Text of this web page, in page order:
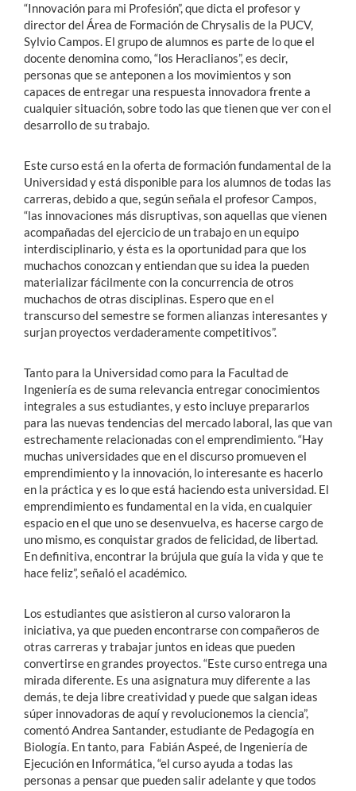
“Innovación para mi Profesión”, que dicta el profesor y
director del Área de Formación de Chrysalis de la PUCV,
Sylvio Campos. El grupo de alumnos es parte de lo que el
docente denomina como, “los Heraclianos”, es decir,
personas que se anteponen a los movimientos y son
capaces de entregar una respuesta innovadora frente a
cualquier situación, sobre todo las que tienen que ver con el
desarrollo de su trabajo.
Este curso está en la oferta de formación fundamental de la
Universidad y está disponible para los alumnos de todas las
carreras, debido a que, según señala el profesor Campos,
“las innovaciones más disruptivas, son aquellas que vienen
acompañadas del ejercicio de un trabajo en un equipo
interdisciplinario, y ésta es la oportunidad para que los
muchachos conozcan y entiendan que su idea la pueden
materializar fácilmente con la concurrencia de otros
muchachos de otras disciplinas. Espero que en el
transcurso del semestre se formen alianzas interesantes y
surjan proyectos verdaderamente competitivos”.
Tanto para la Universidad como para la Facultad de
Ingeniería es de suma relevancia entregar conocimientos
integrales a sus estudiantes, y esto incluye prepararlos
para las nuevas tendencias del mercado laboral, las que van
estrechamente relacionadas con el emprendimiento. “Hay
muchas universidades que en el discurso promueven el
emprendimiento y la innovación, lo interesante es hacerlo
en la práctica y es lo que está haciendo esta universidad. El
emprendimiento es fundamental en la vida, en cualquier
espacio en el que uno se desenvuelva, es hacerse cargo de
uno mismo, es conquistar grados de felicidad, de libertad.
En definitiva, encontrar la brújula que guía la vida y que te
hace feliz”, señaló el académico.
Los estudiantes que asistieron al curso valoraron la
iniciativa, ya que pueden encontrarse con compañeros de
otras carreras y trabajar juntos en ideas que pueden
convertirse en grandes proyectos. “Este curso entrega una
mirada diferente. Es una asignatura muy diferente a las
demás, te deja libre creatividad y puede que salgan ideas
súper innovadoras de aquí y revolucionemos la ciencia”,
comentó Andrea Santander, estudiante de Pedagogía en
Biología. En tanto, para Fabián Aspeé, de Ingeniería de
Ejecución en Informática, “el curso ayuda a todas las
personas a pensar que pueden salir adelante y que todos